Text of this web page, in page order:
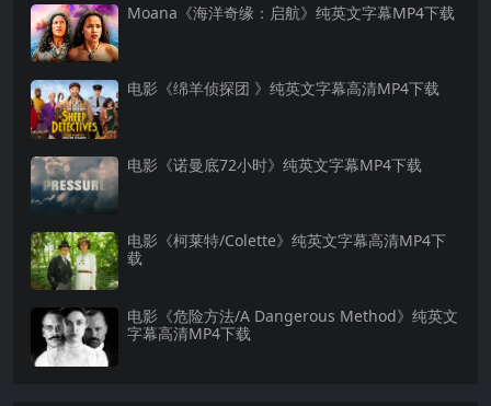
Moana《海洋奇缘：启航》纯英文字幕MP4下载
电影《绵羊侦探团 》纯英文字幕高清MP4下载
电影《诺曼底72小时》纯英文字幕MP4下载
电影《柯莱特/Colette》纯英文字幕高清MP4下
载
电影《危险方法/A Dangerous Method》纯英文
字幕高清MP4下载